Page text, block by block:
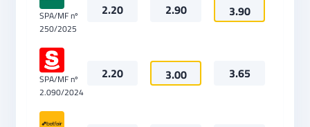
SPA/MF nº
250/2025
2.20 2.90 3.90
SPA/MF nº
2.090/2024
2.20 3.00 3.65